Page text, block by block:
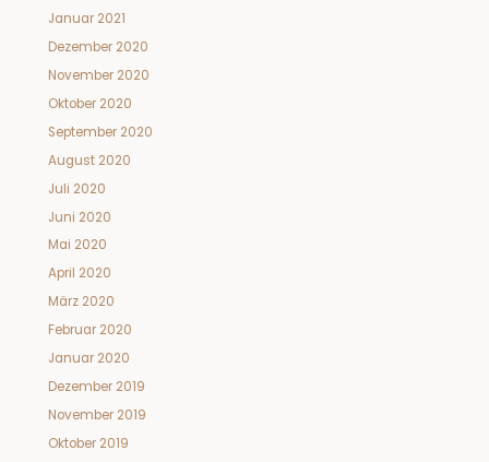
Januar 2021
Dezember 2020
November 2020
Oktober 2020
September 2020
August 2020
Juli 2020
Juni 2020
Mai 2020
April 2020
März 2020
Februar 2020
Januar 2020
Dezember 2019
November 2019
Oktober 2019